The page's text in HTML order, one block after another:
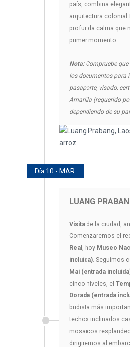
país, combina
arquitectura colonial
profunda calma que
primer momento.
Nota: Compruebe
los documentos para
pasaporte, visado,
Amarilla (requerido
dependiendo de su
Día 10 - MAR.
LUANG
Visita de la ciudad,
Comenzaremos el
Real
, hoy Museo
incluida) . Seguimos
Mai (entrada
cinco niveles, el
Dorada (entrada
budista más
techos inclinados
mosaicos
dirigiremos al